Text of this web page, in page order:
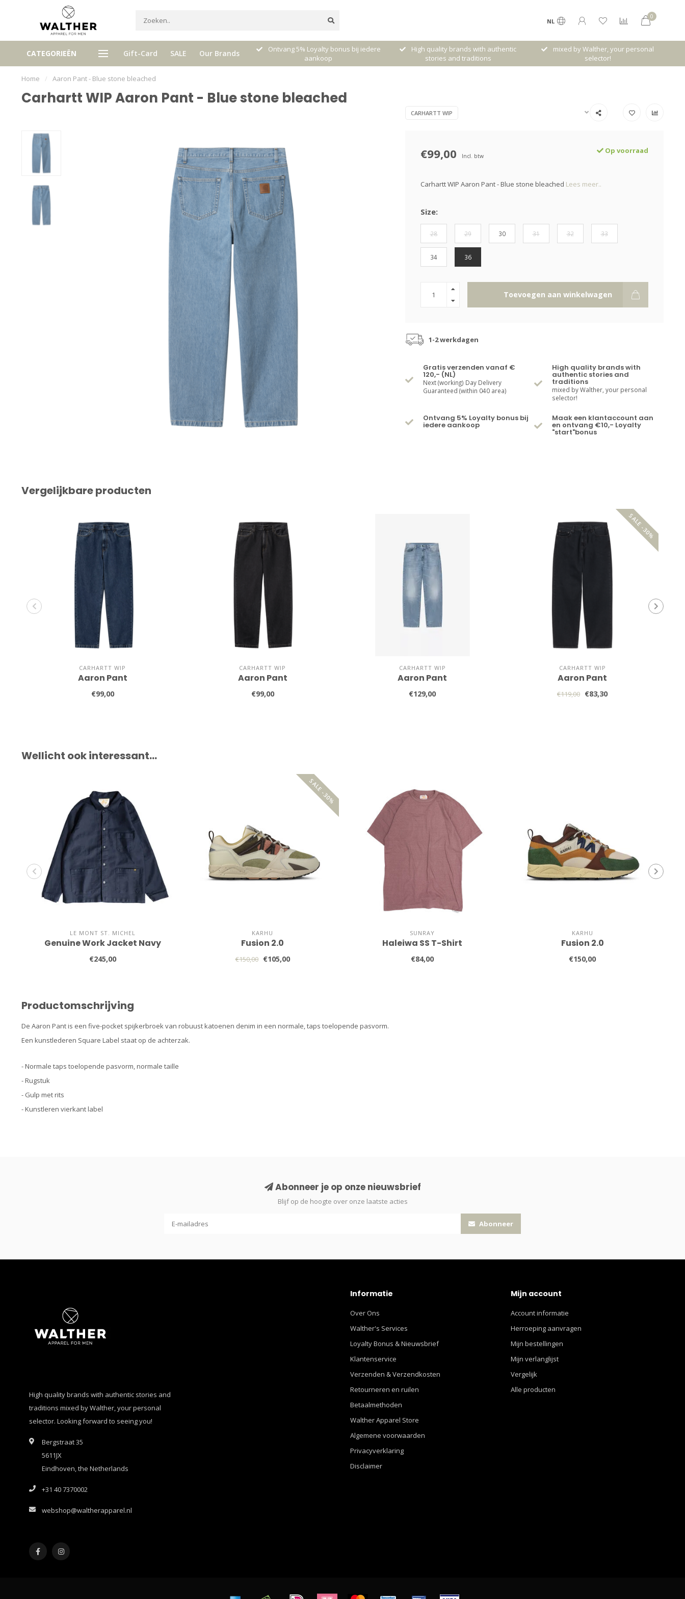
NL
0
CATEGORIEËN Gift-Card SALE Our Brands
personal Gratis verzenden vanaf € 120,- (NL)
Ontvang 5% Loyalty bonus bij iedere
aankoop
High quality brands with authentic
stories and traditions
mixed by Walther, your personal
Gratis verzenden
Home / Aaron Pant - Blue stone bleached
Carhartt WIP Aaron Pant - Blue stone bleached
CARHARTT WIP
€99,00 Incl. btw
Op voorraad
Carhartt WIP Aaron Pant - Blue stone bleached Lees meer..
Size:
28 29 30 31 32 33
34 36
Toevoegen aan winkelwagen
1-2 werkdagen
Gratis verzenden vanaf €
120,- (NL)
Next (working) Day Delivery
Guaranteed (within 040 area)
High quality brands with
authentic stories and
traditions
mixed by Walther, your personal
selector!
Ontvang 5% Loyalty bonus bij
iedere aankoop
Maak een klantaccount aan
en ontvang €10,- Loyalty
"start"bonus
Vergelijkbare producten
CARHARTT WIP
Aaron Pant
€99,00
CARHARTT WIP
Aaron Pant
€99,00
CARHARTT WIP
Aaron Pant
€129,00
SALE -30%
CARHARTT WIP
Aaron Pant
€119,00 €83,30
Wellicht ook interessant…
LE MONT ST. MICHEL
Genuine Work Jacket Navy
€245,00
SALE -30%
KARHU
Fusion 2.0
€150,00 €105,00
SUNRAY
Haleiwa SS T-Shirt
€84,00
KARHU
Fusion 2.0
€150,00
Productomschrijving
De Aaron Pant is een five-pocket spijkerbroek van robuust katoenen denim in een normale, taps toelopende pasvorm.
Een kunstlederen Square Label staat op de achterzak.
- Normale taps toelopende pasvorm, normale taille
- Rugstuk
- Gulp met rits
- Kunstleren vierkant label
Abonneer je op onze nieuwsbrief
Blijf op de hoogte over onze laatste acties
Abonneer
High quality brands with authentic stories and
traditions mixed by Walther, your personal
selector. Looking forward to seeing you!
Bergstraat 35
5611JX
Eindhoven, the Netherlands
+31 40 7370002
webshop@waltherapparel.nl
Informatie
Over Ons
Walther's Services
Loyalty Bonus & Nieuwsbrief
Klantenservice
Verzenden & Verzendkosten
Retourneren en ruilen
Betaalmethoden
Walther Apparel Store
Algemene voorwaarden
Privacyverklaring
Disclaimer
Mijn account
Account informatie
Herroeping aanvragen
Mijn bestellingen
Mijn verlanglijst
Vergelijk
Alle producten